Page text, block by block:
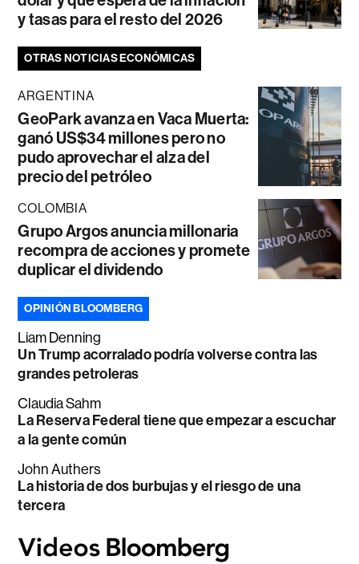
y tasas para el resto del 2026
OTRAS NOTICIAS ECONÓMICAS
ARGENTINA
GeoPark avanza en Vaca Muerta:
ganó US$34 millones pero no
pudo aprovechar el alza del
precio del petróleo
COLOMBIA
Grupo Argos anuncia millonaria
recompra de acciones y promete
duplicar el dividendo
OPINIÓN BLOOMBERG
Liam Denning
Un Trump acorralado podría volverse contra las
grandes petroleras
Claudia Sahm
La Reserva Federal tiene que empezar a escuchar
a la gente común
John Authers
La historia de dos burbujas y el riesgo de una
tercera